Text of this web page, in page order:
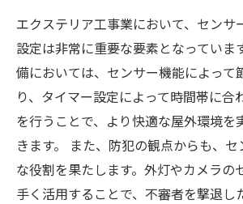
エクステリア工事業において、センサ
設定は非常に重要な要素となっていま
備においては、センサー機能によって
り、タイマー設定によって時間帯に合
を行うことで、より快適な屋外環境を
きます。 また、防犯の観点からも、
な役割を果たします。外灯やカメラの
手く活用することで、不審者を撃退し